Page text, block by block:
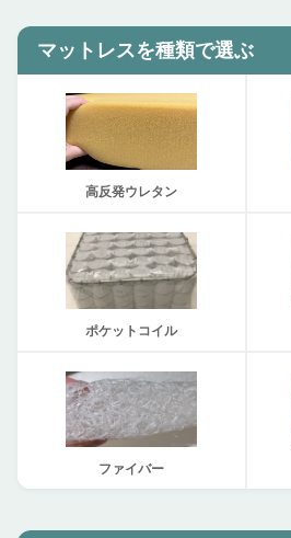
マットレスを種類で選ぶ
高反発ウレタン
ポケットコイル
ファイバー